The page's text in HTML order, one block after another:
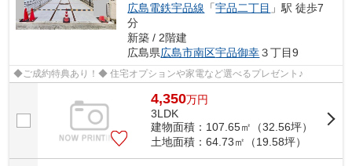
広島電鉄宇品線 「宇品二丁目 」駅 徒歩7
分
新築 / 2階建
広島県広島市南区宇品御幸３丁目9
◆ご成約特典あり！◆ 住宅オプションや家電など選べるプレゼント♪
4,350万円
3LDK
建物面積：107.65㎡（32.56坪）
土地面積：64.73㎡（19.58坪）